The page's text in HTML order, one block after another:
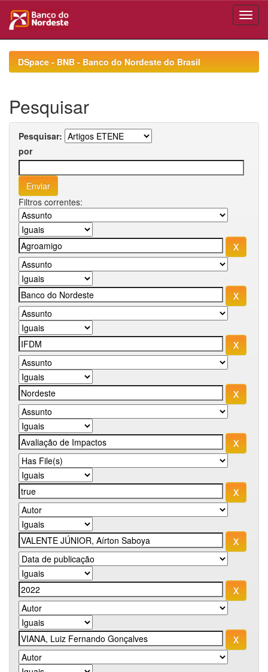
navigationDSpace - BNB - Banco do Nordeste do Brasil
Pesquisar
Pesquisar:
por
Filtros correntes: